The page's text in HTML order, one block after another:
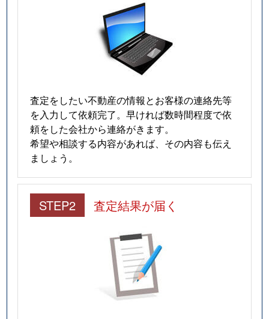
査定をしたい不動産の情報とお客様の連絡先等
を入力して依頼完了。早ければ数時間程度で依
頼をした会社から連絡がきます。
希望や相談する内容があれば、その内容も伝え
ましょう。
STEP2 査定結果が届く